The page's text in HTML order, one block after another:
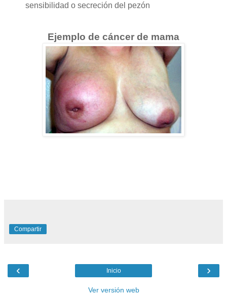
sensibilidad o secreción del pezón
Ejemplo de cáncer de mama
Compartir
‹ ›
Inicio
Ver versión web